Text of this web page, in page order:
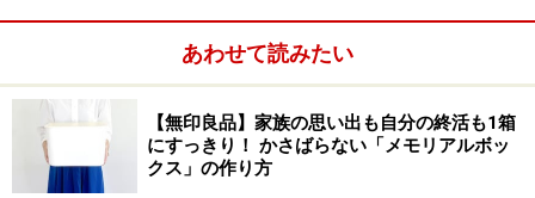
留学し哲学を学ぶ。帰国後は義兄の自邸設計を手伝った
ことから建築の道に入り、戦前戦後を通じ日本建築界に
おいて存在感のある数々の白井建築を生み出した。
あわせて読みたい
【無印良品】家族の思い出も自分の終活も1箱
にすっきり！ かさばらない「メモリアルボッ
クス」の作り方